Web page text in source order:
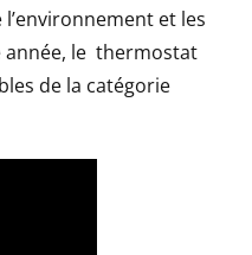
et les
le thermostat
de la catégorie